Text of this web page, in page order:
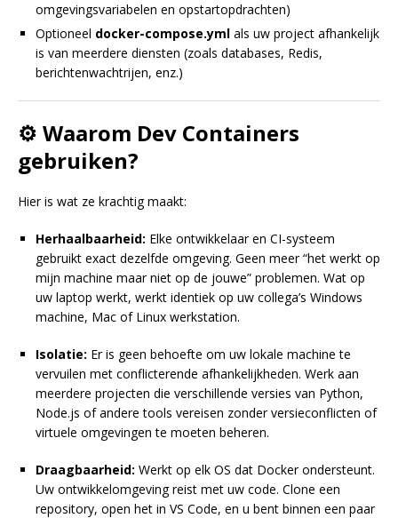
omgevingsvariabelen en opstartopdrachten)
Optioneel docker-compose.yml als uw project afhankelijk
is van meerdere diensten (zoals databases, Redis,
berichtenwachtrijen, enz.)
⚙️ Waarom Dev Containers
gebruiken?
Hier is wat ze krachtig maakt:
Herhaalbaarheid: Elke ontwikkelaar en CI-systeem
gebruikt exact dezelfde omgeving. Geen meer “het werkt op
mijn machine maar niet op de jouwe” problemen. Wat op
uw laptop werkt, werkt identiek op uw collega’s Windows
machine, Mac of Linux werkstation.
Isolatie: Er is geen behoefte om uw lokale machine te
vervuilen met conflicterende afhankelijkheden. Werk aan
meerdere projecten die verschillende versies van Python,
Node.js of andere tools vereisen zonder versieconflicten of
virtuele omgevingen te moeten beheren.
Draagbaarheid: Werkt op elk OS dat Docker ondersteunt.
Uw ontwikkelomgeving reist met uw code. Clone een
repository, open het in VS Code, en u bent binnen een paar